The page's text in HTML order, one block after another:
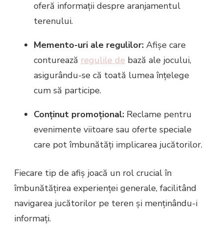
oferă informații despre aranjamentul
terenului.
Memento-uri ale regulilor: Afișe care
conturează regulile de bază ale jocului,
asigurându-se că toată lumea înțelege
cum să participe.
Conținut promoțional: Reclame pentru
evenimente viitoare sau oferte speciale
care pot îmbunătăți implicarea jucătorilor.
Fiecare tip de afiș joacă un rol crucial în
îmbunătățirea experienței generale, facilitând
navigarea jucătorilor pe teren și menținându-i
informați.